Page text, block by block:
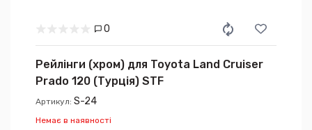
0
Рейлінги (хром) для Toyota Land Cruiser
Prado 120 (Турція) STF
Артикул: S-24
Немає в наявності